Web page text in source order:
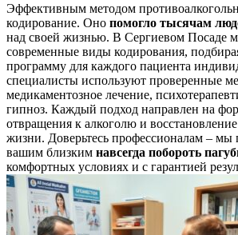
Эффективным методом
кодирование. Оно помогло тысячам
над своей жизнью. В Сергиевом Посаде
современные виды кодирования,
программу для каждого пациента
специалисты используют проверенные
медикаментозное лечение,
гипноз. Каждый подход направлен на
отвращения к алкоголю и восстановление
жизни. Доверьтесь профессионалам –
вашим близким навсегда побороть
комфортных условиях и с гарантией